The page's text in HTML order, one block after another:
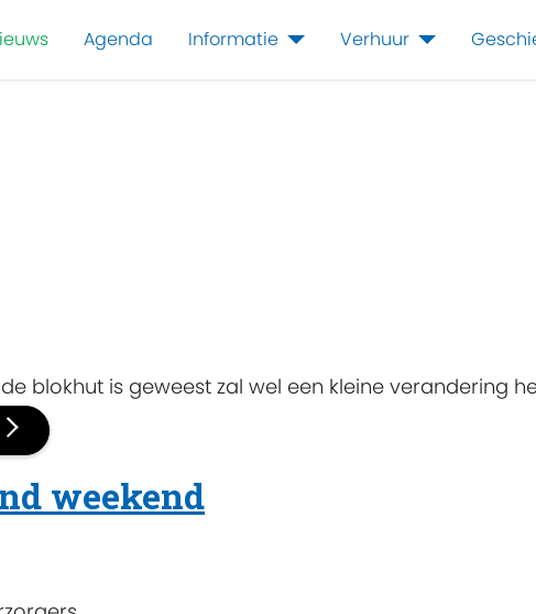
Agenda Informatie Verhuur
blokhut is geweest zal wel een kleine verandering
weekend